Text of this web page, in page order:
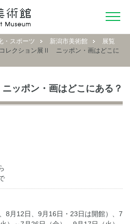
・スポーツ 新潟市美術館
展覧
コレクション展Ⅱ ニッポン・画はどこに
ッポン・画はどこにある？
8月12日、9月16日・23日は開館）、7